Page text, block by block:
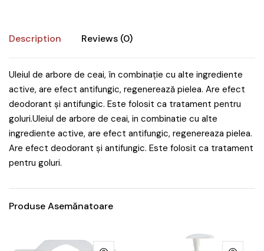
Description Reviews (0)
Uleiul de arbore de ceai, în combinație cu alte ingrediente
active, are efect antifungic, regenerează pielea. Are efect
deodorant și antifungic. Este folosit ca tratament pentru
goluri.Uleiul de arbore de ceai, in combinatie cu alte
ingrediente active, are efect antifungic, regenereaza pielea.
Are efect deodorant și antifungic. Este folosit ca tratament
pentru goluri.
Produse Asemănatoare